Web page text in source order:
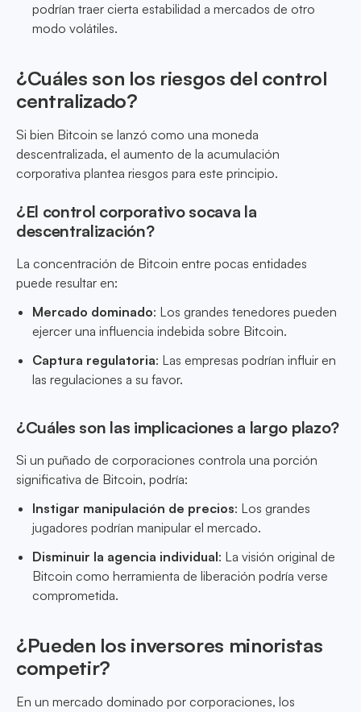
podrían traer cierta estabilidad a mercados de otro
modo volátiles.
¿Cuáles son los riesgos del control
centralizado?
Si bien Bitcoin se lanzó como una moneda
descentralizada, el aumento de la acumulación
corporativa plantea riesgos para este principio.
¿El control corporativo socava la
descentralización?
La concentración de Bitcoin entre pocas entidades
puede resultar en:
Mercado dominado: Los grandes tenedores pueden
ejercer una influencia indebida sobre Bitcoin.
Captura regulatoria: Las empresas podrían influir en
las regulaciones a su favor.
¿Cuáles son las implicaciones a largo plazo?
Si un puñado de corporaciones controla una porción
significativa de Bitcoin, podría:
Instigar manipulación de precios: Los grandes
jugadores podrían manipular el mercado.
Disminuir la agencia individual: La visión original de
Bitcoin como herramienta de liberación podría verse
comprometida.
¿Pueden los inversores minoristas
competir?
En un mercado dominado por corporaciones, los